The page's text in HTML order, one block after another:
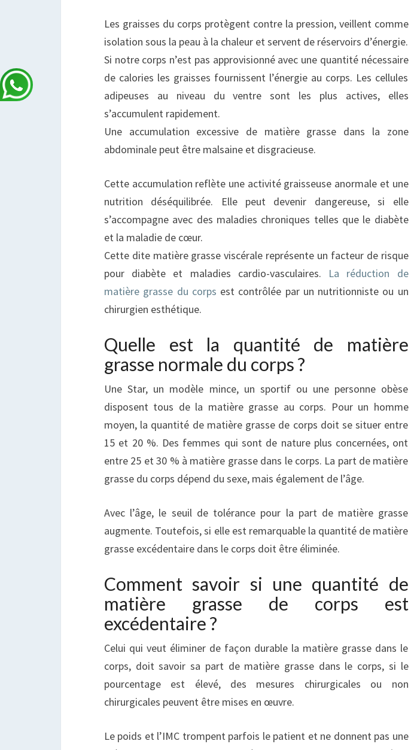
Les graisses du corps protègent contre la pression, veillent comme
isolation sous la peau à la chaleur et servent de réservoirs d’énergie.
Si notre corps n’est pas approvisionné avec une quantité nécessaire
de calories les graisses fournissent l’énergie au corps. Les cellules
adipeuses au niveau du ventre sont les plus actives, elles
s’accumulent rapidement.
Une accumulation excessive de matière grasse dans la zone
abdominale peut être malsaine et disgracieuse.
Cette accumulation reflète une activité graisseuse anormale et une
nutrition déséquilibrée. Elle peut devenir dangereuse, si elle
s’accompagne avec des maladies chroniques telles que le diabète
et la maladie de cœur.
Cette dite matière grasse viscérale représente un facteur de risque
pour diabète et maladies cardio-vasculaires. La réduction de
matière grasse du corps est contrôlée par un nutritionniste ou un
chirurgien esthétique.
Quelle est la quantité de matière
grasse normale du corps ?
Une Star, un modèle mince, un sportif ou une personne obèse
disposent tous de la matière grasse au corps. Pour un homme
moyen, la quantité de matière grasse de corps doit se situer entre
15 et 20 %. Des femmes qui sont de nature plus concernées, ont
entre 25 et 30 % à matière grasse dans le corps. La part de matière
grasse du corps dépend du sexe, mais également de l’âge.
Avec l’âge, le seuil de tolérance pour la part de matière grasse
augmente. Toutefois, si elle est remarquable la quantité de matière
grasse excédentaire dans le corps doit être éliminée.
Comment savoir si une quantité de
matière grasse de corps est
excédentaire ?
Celui qui veut éliminer de façon durable la matière grasse dans le
corps, doit savoir sa part de matière grasse dans le corps, si le
pourcentage est élevé, des mesures chirurgicales ou non
chirurgicales peuvent être mises en œuvre.
Le poids et l’IMC trompent parfois le patient et ne donnent pas une